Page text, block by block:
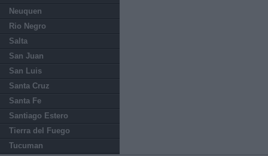
Neuquen
Rio Negro
Salta
San Juan
San Luis
Santa Cruz
Santa Fe
Santiago Estero
Tierra del Fuego
Tucuman